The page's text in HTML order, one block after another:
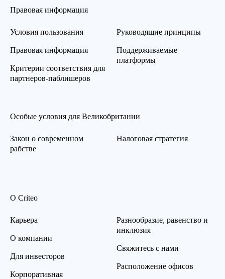
Правовая информация
Условия пользования
Правовая информация
Критерии соответствия для
партнеров-паблишеров
Руководящие принципы
Поддерживаемые
платформы
Особые условия для Великобритании
Закон о современном
рабстве
Налоговая стратегия
О Criteo
Карьера
О компании
Для инвесторов
Корпоративная
Разнообразие, равенство и
инклюзия
Свяжитесь с нами
Расположение офисов